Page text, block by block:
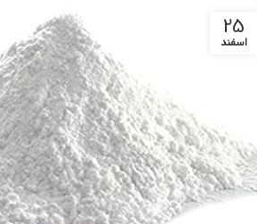
25
اسفند